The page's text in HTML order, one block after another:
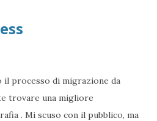
il processo di migrazione da
trovare una migliore
. Mi scuso con il pubblico, ma